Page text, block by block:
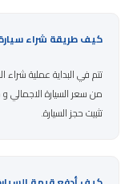
كيف طريقة شراء
تتم في البداية عملية
من سعر السيارة
تثبيت حجز السيارة.